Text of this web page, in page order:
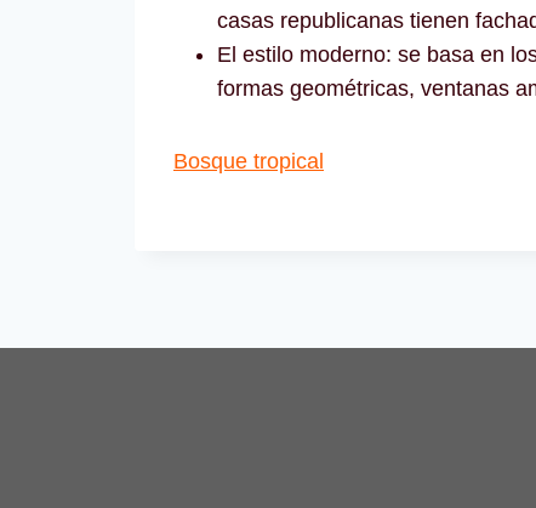
casas republicanas tienen
El estilo moderno: se basa en
formas geométricas, ventanas
Bosque tropical